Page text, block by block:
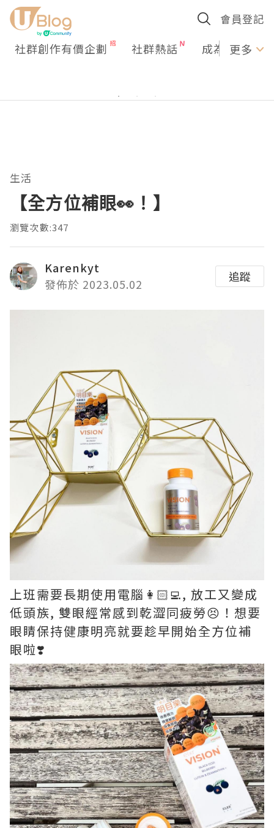
會員登記
社群創作有價企劃 社群熱話 成為U更多
生活
【全方位補眼👀！】
瀏覽次數:347
Karenkyt
發佈於 2023.05.02
追蹤
上班需要長期使用電腦👩🏻‍💻, 放工又變成
低頭族, 雙眼經常感到乾澀同疲勞😣！想要
眼睛保持健康明亮就要趁早開始全方位補
眼啦❣️